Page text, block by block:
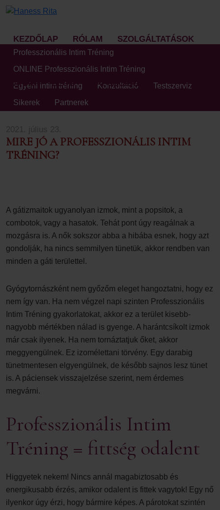
KEZDŐLAP RÓLAM SZOLGÁLTATÁSOK
ÁRAK BLOG KAPCSOLAT
Professzionális Intim Tréning
ONLINE Professzionális Intim Tréning
Egyéni intim tréning
Konzultáció
Testszerviz
Sikerek
Partnerek
MIRE JÓ A PROFESSZIONÁLIS INTIM
TRÉNING?
A gátizmaitok ugyanolyan izmok, mint a popsitok, a
combotok, vagy a hasatok. Tehát pont úgy reagálnak a
mozgásra is. A nők sokszor abba a hibába esnek, hogy azt
gondolják, ha nincs semmilyen tünetük, akkor rendben van
minden a gáti területtel.
Gyógytornászként nem győzőm eleget hangoztatni, hogy ez
nem így van. Ha nem végzel napi szinten Professzionális
Intim Tréning gyakorlatokat, akkor ez a terület kisebb-
nagyobb mértékben nálad is gyenge. A harántcsíkolt izmok
már csak ilyenek. Ha nem tornáztatjuk őket, akkor
meggyengülnek. Ez izomélettani törvény. Egy darabig
tünetmentesen elgyengülnek, de később sajnos lesz tünet
is. A páciensek visszajelzése szerint, nem érdemes
megvárni.
Professzionális Intim
Tréning = fittség odalent
Higgyetek nekem! Nincs annál magabiztosabb és
energikusabb érzés, amikor odalent is fittek vagytok! Egy nő
ilyenkor úgy érzi, hogy bármire képes. A párotokat szintén